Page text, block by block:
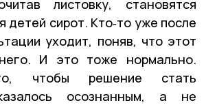
листовку, становятся
детей сирот. Кто‑то уже после
уходит, поняв, что этот
И это тоже нормально.
чтобы решение стать
осознанным, а не